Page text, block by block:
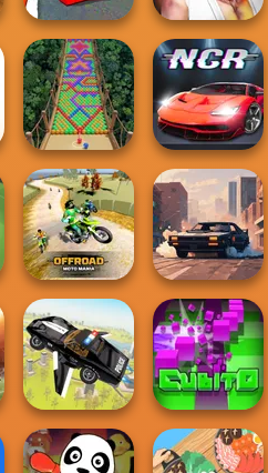
Grand Extreme
Racing
Fighter Legends
Duo
Bubble Fall Night City Racing
Offroad Moto
Mania
City Rider